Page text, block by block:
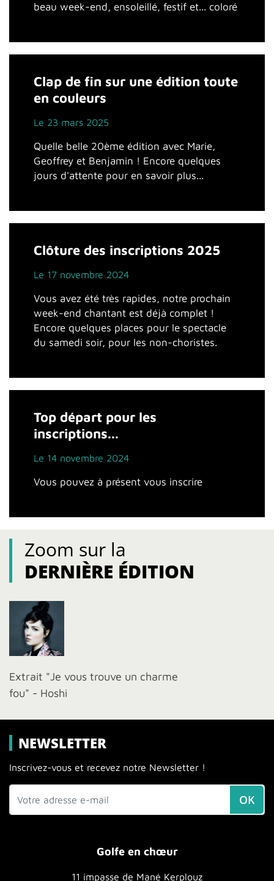
beau week-end, ensoleillé, festif et... coloré
Clap de fin sur une édition toute
en couleurs
Quelle belle 20ème édition avec Marie,
Geoffrey et Benjamin ! Encore quelques
jours d'attente pour en savoir plus...
Le 23 mars 2025
Clôture des inscriptions 2025
Vous avez été très rapides, notre prochain
week-end chantant est déjà complet !
Encore quelques places pour le spectacle
du samedi soir, pour les non-choristes.
Le 17 novembre 2024
Top départ pour les
inscriptions...
Vous pouvez à présent vous inscrire
Le 14 novembre 2024
Zoom sur la
DERNIÈRE ÉDITION
Extrait "Je vous trouve un charme
fou" - Hoshi
Golfe en chœur
11 impasse de Mané Kerplouz
NEWSLETTER
Inscrivez-vous et recevez notre Newsletter !
OK